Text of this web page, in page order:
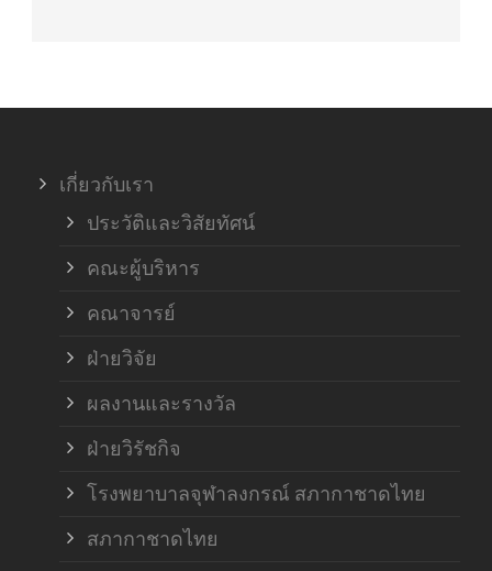
เกี่ยวกับเรา
ประวัติและวิสัยทัศน์
คณะผู้บริหาร
คณาจารย์
ฝ่ายวิจัย
ผลงานและรางวัล
ฝ่ายวิรัชกิจ
โรงพยาบาลจุฬาลงกรณ์ สภากาชาดไทย
สภากาชาดไทย